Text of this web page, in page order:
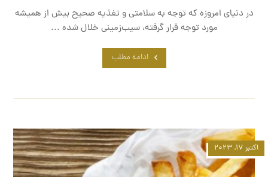
در دنیای امروزه که توجه به سلامتی و تغذیه صحیح بیش از همیشه
مورد توجه قرار گرفته، سیب‌زمینی خلال شده ...
ادامه مطلب
اکتبر ۱۷, ۲۰۲۳